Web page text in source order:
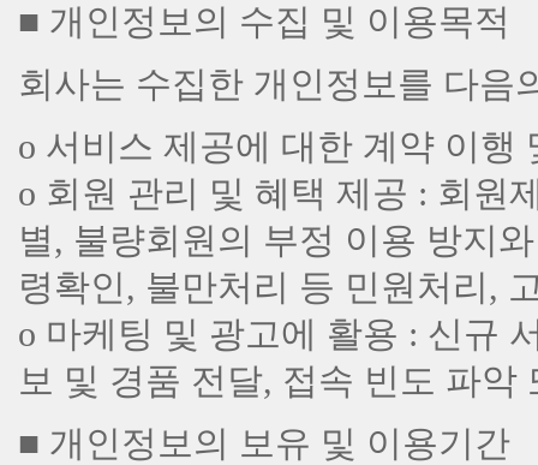
■ 개인정보의 수집 및 이용목적
회사는 수집한 개인정보를 다음
ο 서비스 제공에 대한 계약 이행
ο 회원 관리 및 혜택 제공 : 회원
별, 불량회원의 부정 이용 방지
령확인, 불만처리 등 민원처리,
ο 마케팅 및 광고에 활용 : 신규
보 및 경품 전달, 접속 빈도 파
■ 개인정보의 보유 및 이용기간